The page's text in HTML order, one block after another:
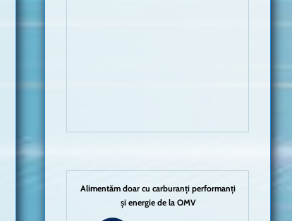
Alimentăm doar cu carburanți performanți
și energie de la OMV